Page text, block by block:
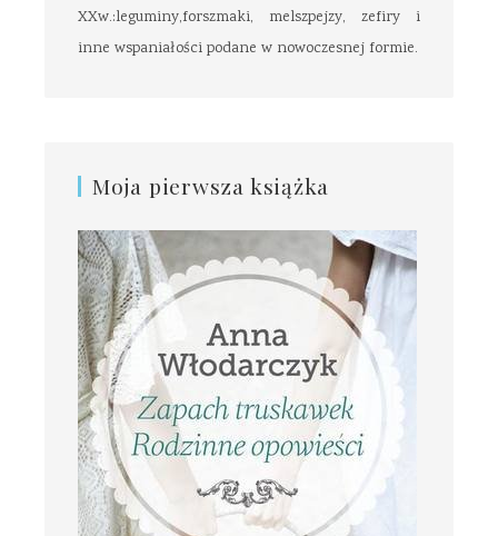
XXw.:leguminy,forszmaki, melszpejzy, zefiry i
inne wspaniałości podane w nowoczesnej formie.
Moja pierwsza książka